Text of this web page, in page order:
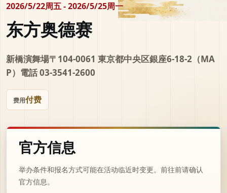
2026/5/22周五 - 2026/5/25周一
东方奥德赛
新橋演舞場〒104-0061 東京都中央区銀座6-18-2（MA
P）電話 03-3541-2600
费用付费
官方信息
举办条件和报名方式可能在活动临近时变更。前往前请确认
官方信息。